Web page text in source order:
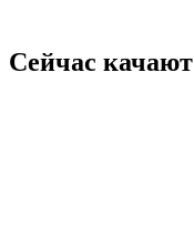
Сейчас качают